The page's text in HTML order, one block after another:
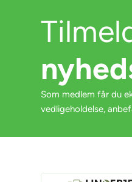
Som medlem får du
vedligeholdelse,